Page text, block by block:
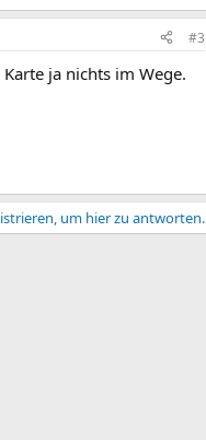
#3
ja nichts im Wege.
um hier zu antworten.